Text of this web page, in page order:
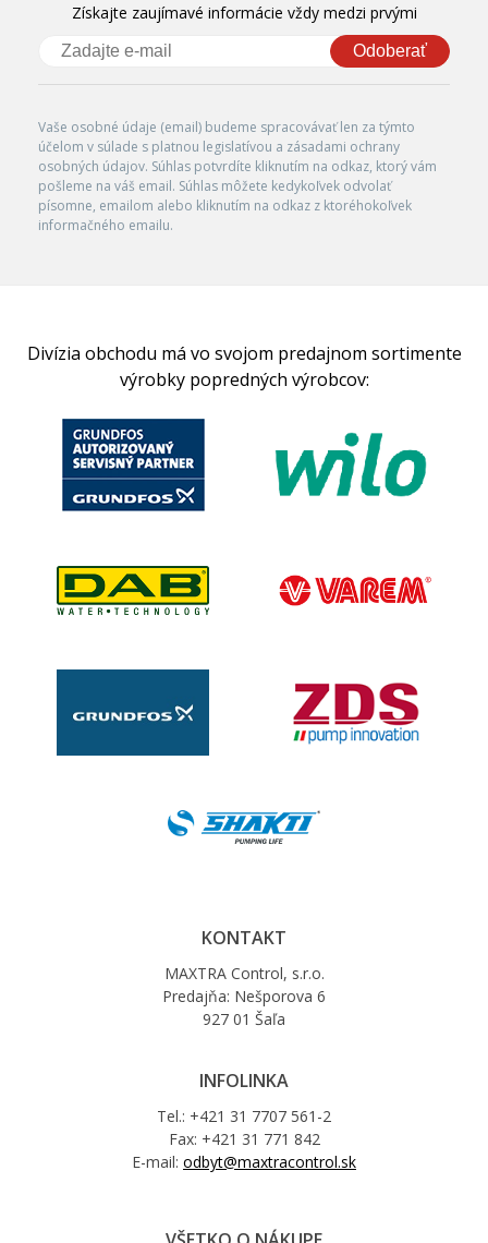
Získajte zaujímavé informácie vždy medzi prvými
Odoberať
Vaše osobné údaje (email) budeme spracovávať len za týmto
účelom v súlade s platnou legislatívou a zásadami ochrany
osobných údajov. Súhlas potvrdíte kliknutím na odkaz, ktorý vám
pošleme na váš email. Súhlas môžete kedykoľvek odvolať
písomne, emailom alebo kliknutím na odkaz z ktoréhokoľvek
informačného emailu.
Divízia obchodu má vo svojom predajnom sortimente
výrobky popredných výrobcov:
KONTAKT
MAXTRA Control, s.r.o.
Predajňa: Nešporova 6
927 01 Šaľa
INFOLINKA
Tel.: +421 31 7707 561-2
Fax: +421 31 771 842
E-mail: odbyt@maxtracontrol.sk